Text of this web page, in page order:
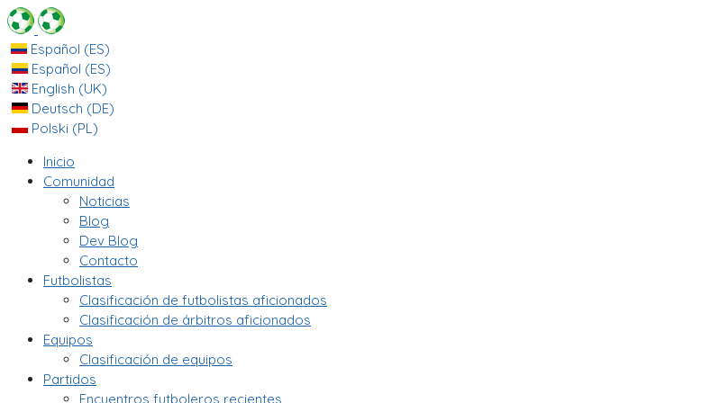
Español (ES)
Español (ES)
English (UK)
Deutsch (DE)
Polski (PL)
Inicio
Comunidad
Noticias
Blog
Dev Blog
Contacto
Futbolistas
Clasificación de futbolistas aficionados
Clasificación de árbitros aficionados
Equipos
Clasificación de equipos
Partidos
Encuentros futboleros recientes